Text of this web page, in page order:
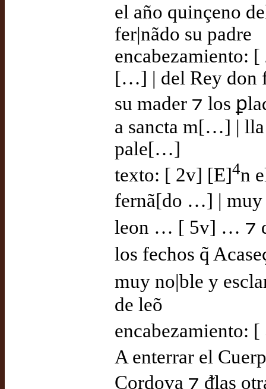
el año quinçeno
fer|nãdo su padre
encabezamiento:
[…] | del Rey don
su mader ⁊ los
a sancta m[…] | lla
pale[…]
texto: [ 2v] [E]4n
fernã[do …] | muy
leon … [ 5v] … ⁊
los fechos q̃
muy no|ble y
de leõ
encabezamiento:
A enterrar el
Cordova ⁊ ᵭlas